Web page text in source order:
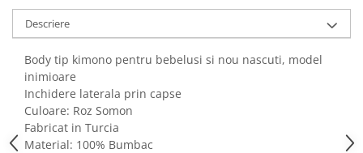
Descriere
Body tip kimono pentru bebelusi si nou nascuti, model
inimioare
Inchidere laterala prin capse
Culoare: Roz Somon
Fabricat in Turcia
Material: 100% Bumbac